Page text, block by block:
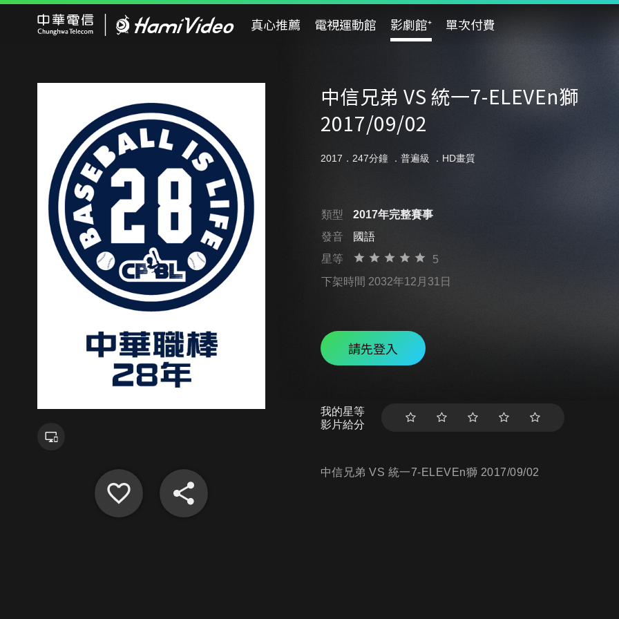
真心推薦 電視運動館 影劇館⁺ 單次付費
中信兄弟 VS 統一7-ELEVEn獅
2017/09/02
2017．247分鐘 ． 普遍級 ．HD畫質
類型
2017年完整賽事
發音
國語
星等
5
下架時間 2032年12月31日
請先登入
我的星等
影片給分
中信兄弟 VS 統一7-ELEVEn獅 2017/09/02